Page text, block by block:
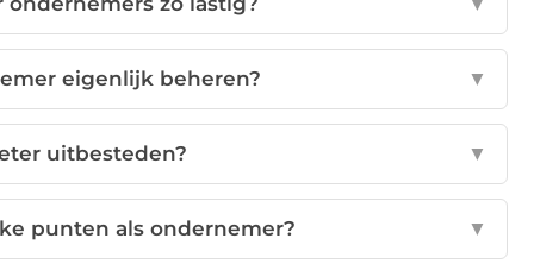
eigenlijk beheren? ▼
uitbesteden? ▼
punten als ondernemer? ▼